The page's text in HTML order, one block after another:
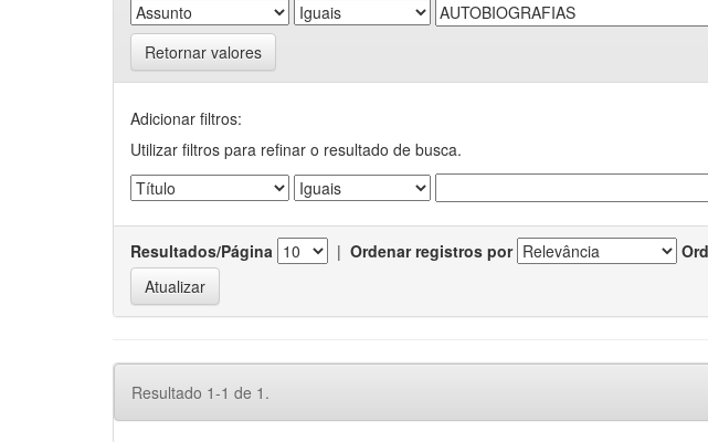
Retornar valores
Adicionar filtros:
Utilizar filtros para refinar o resultado de busca.
Resultados/Página | Ordenar registros por
Resultado 1-1 de 1.